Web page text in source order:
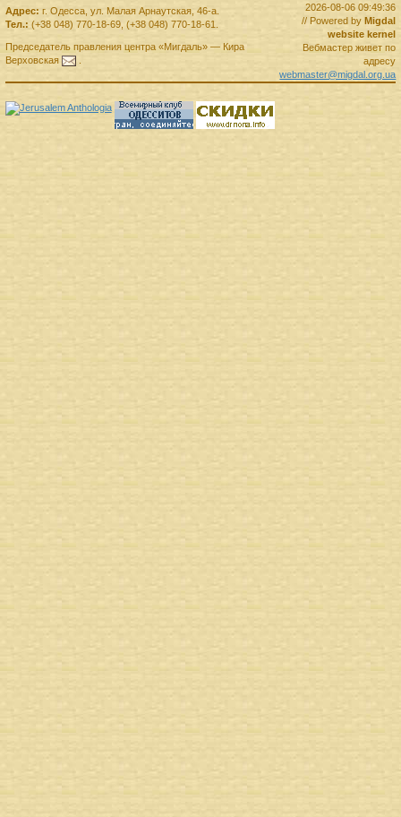
2026-08-06 09:49:36
// Powered byMigdal
website kernel
Вебмастер живет по
адресу
webmaster@migdal.org.ua
Адрес: г. Одесса, ул. Малая Арнаутская, 46-а.
Тел.: (+38 048) 770-18-69, (+38 048) 770-18-61
Председатель правленияцентра «Мигдаль»— Кира
Верховская
.